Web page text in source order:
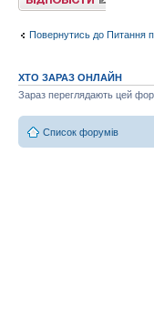
Повернутись до Питання
ХТО ЗАРАЗ ОНЛАЙН
Зараз переглядають цей
Список форумів